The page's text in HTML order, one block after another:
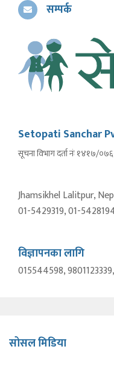
सम्पर्क
Setopati Sanchar
सूचना विभाग दर्ता नंः १४१७/
Jhamsikhel Lalitpur,
01-5429319, 01-
विज्ञापनका लागि
015544598,
सोसल मिडिया